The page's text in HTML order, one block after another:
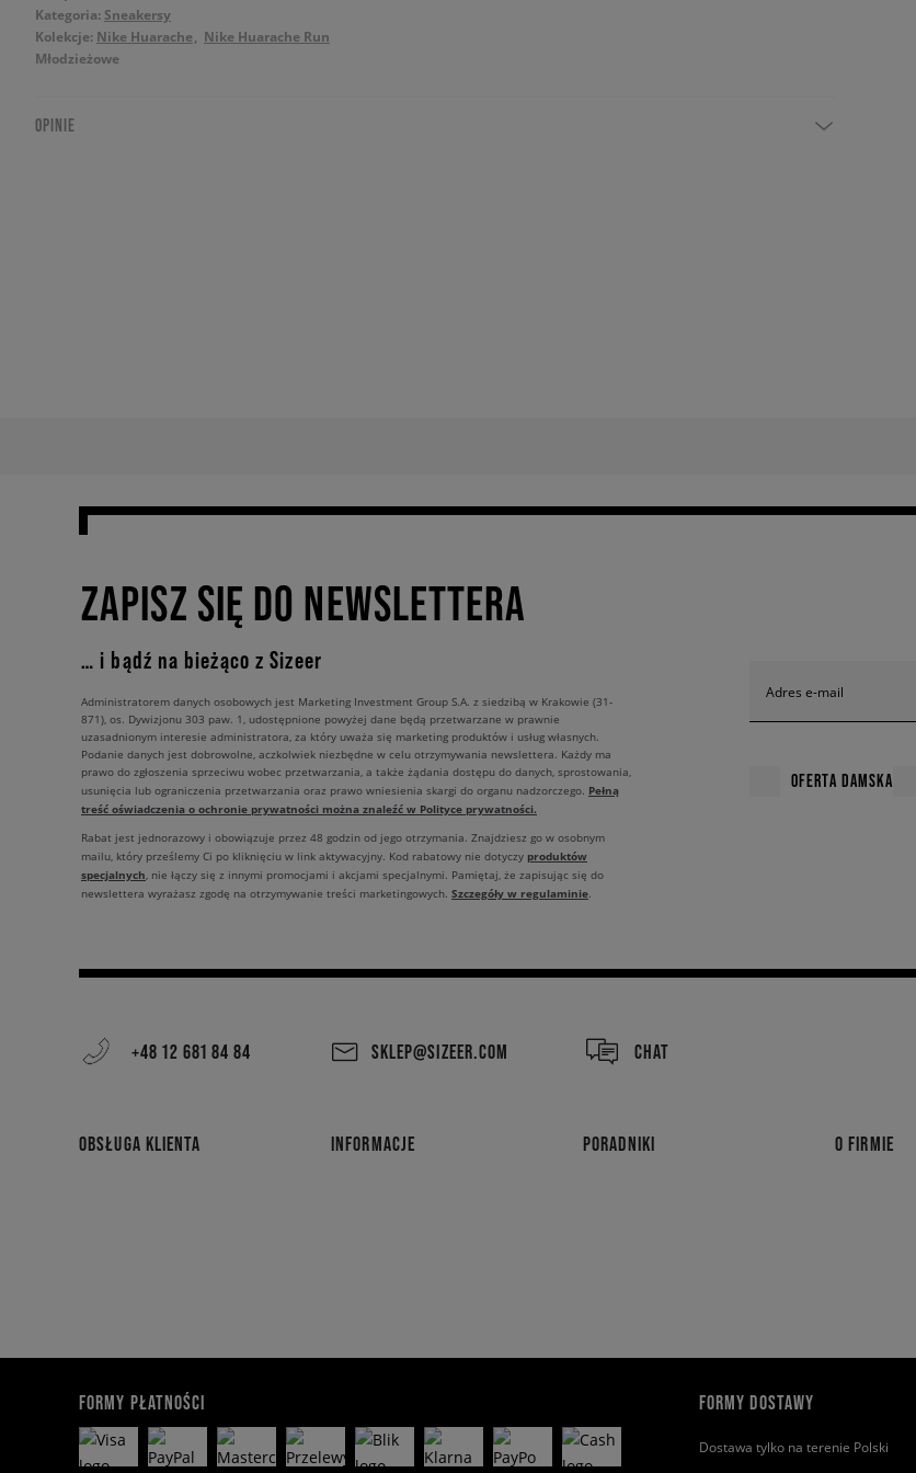
Kategoria: Sneakersy
Kolekcje: Nike Huarache
Nike Huarache Run
Młodzieżowe
OPINIE
ZAPISZ SIĘ DO NEWSLETTERA
… i bądź na bieżąco z Sizeer
Adres e-mail
OFERTA DAMSKA
Administratorem danych osobowych jest Marketing Investment Group S.A. z siedzibą w Krakowie (31-
871), os. Dywizjonu 303 paw. 1, udostępnione powyżej dane będą przetwarzane w prawnie
uzasadnionym interesie administratora, za który uważa się marketing produktów i usług własnych.
Podanie danych jest dobrowolne, aczkolwiek niezbędne w celu otrzymywania newslettera. Każdy ma
prawo do zgłoszenia sprzeciwu wobec przetwarzania, a także żądania dostępu do danych, sprostowania,
usunięcia lub ograniczenia przetwarzania oraz prawo wniesienia skargi do organu nadzorczego. Pełną
treść oświadczenia o ochronie prywatności można znaleźć w Polityce prywatności.
Rabat jest jednorazowy i obowiązuje przez 48 godzin od jego otrzymania. Znajdziesz go w osobnym
mailu, który prześlemy Ci po kliknięciu w link aktywacyjny. Kod rabatowy nie dotyczy produktów
specjalnych, nie łączy się z innymi promocjami i akcjami specjalnymi. Pamiętaj, że zapisując się do
newslettera wyrażasz zgodę na otrzymywanie treści marketingowych. Szczegóły w regulaminie.
+48 12 681 84 84 SKLEP@SIZEER.COM CHAT
OBSŁUGA KLIENTA INFORMACJE PORADNIKI O FIRMIE
FORMY PŁATNOŚCI FORMY DOSTAWY
Dostawa tylko na terenie Polski